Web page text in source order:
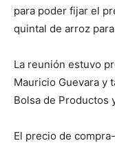
para poder fijar el
quintal de arroz
La reunión estuvo
Mauricio Guevara y
Bolsa de Productos
El precio de